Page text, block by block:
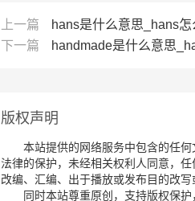
上一篇
hans是什么意思_hans
下一篇
handmade是什么意思
版权声明
本站提供的网络服务中包含的任
法律的保护，未经相关权利人同意，
改编、汇编、出于播放或发布目的改写
同时本站尊重原创，支持版权保护